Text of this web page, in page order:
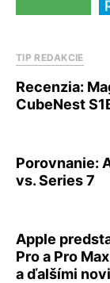
TIP REDAKCIE
Recenzia:
CubeNest
Porovnanie:
vs. Series 7
Apple
Pro a Pro
a ďalšími